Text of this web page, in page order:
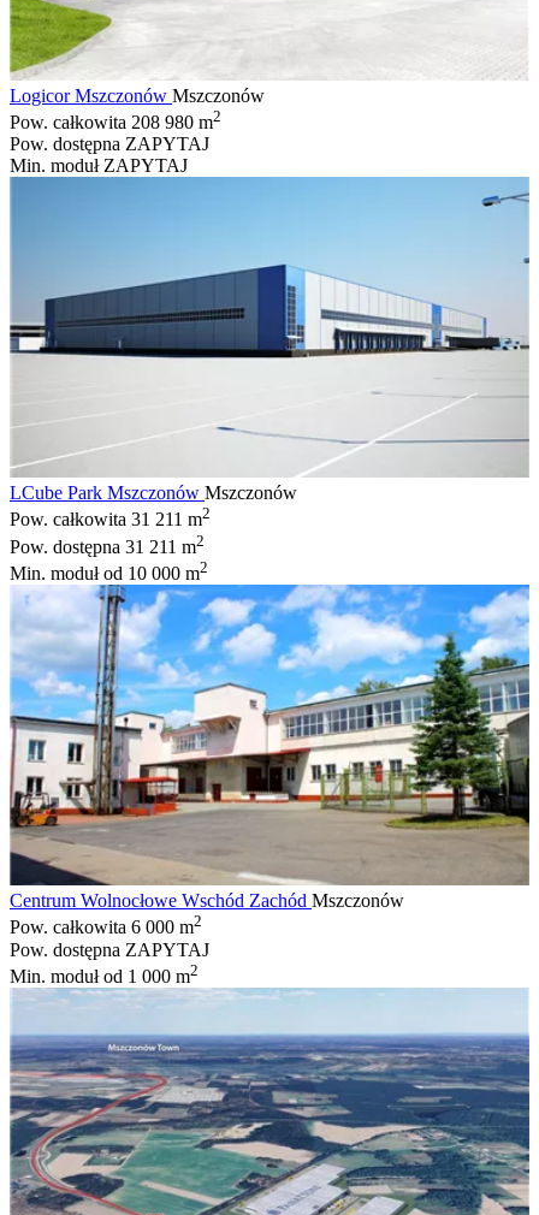
Logicor Mszczonów Mszczonów
Pow. całkowita 208 980 m2
Pow. dostępna ZAPYTAJ
Min. moduł ZAPYTAJ
LCube Park Mszczonów Mszczonów
Pow. całkowita 31 211 m2
Pow. dostępna 31 211 m2
Min. modułod 10 000 m2
Centrum Wolnocłowe Wschód Zachód Mszczonów
Pow. całkowita 6 000 m2
Pow. dostępna ZAPYTAJ
Min. modułod 1 000 m2